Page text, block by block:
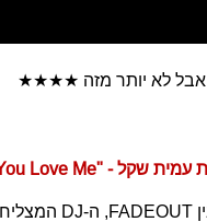
אבל לא יותר מזה ★★★★